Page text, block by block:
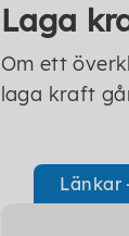
Laga
Om ett
laga kraft
Länkar